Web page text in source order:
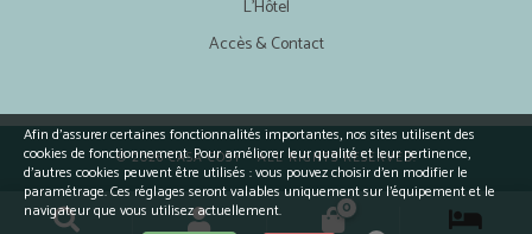
0
L’Hôtel
Accès & Contact
© 2026 CASA COSY - ALL RIGHTS RESERVED.
Afin d’assurer certaines fonctionnalités importantes, nos sites utilisent des
cookies de fonctionnement. Pour améliorer leur qualité et leur pertinence,
d’autres cookies peuvent être utilisés : vous pouvez choisir d'en modifier le
paramétrage. Ces réglages seront valables uniquement sur l’équipement et le
navigateur que vous utilisez actuellement.